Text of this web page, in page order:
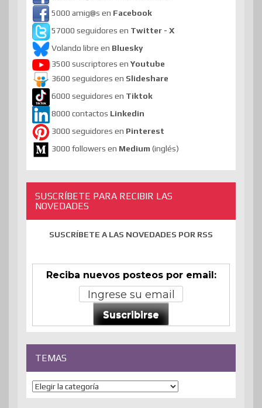
5000 amig@s en Facebook
57000 seguidores en Twitter - X
Volando libre en Bluesky
3500 suscriptores en Youtube
3600 seguidores en Slideshare
6000 seguidores en Tiktok
8000 contactos Linkedin
3000 seguidores en Pinterest
3000 followers en Medium (inglés)
SUSCRÍBETE PARA RECIBIR LAS
NOVEDADES
SUSCRÍBETE A LAS NOVEDADES POR RSS
Reciba nuevos posteos por email:
Suscribirse
TEMAS
Temas